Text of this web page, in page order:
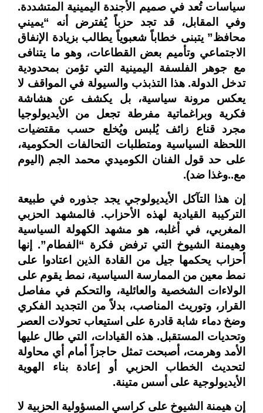
سياسات تُعد في صميم الأجندة اليمينية المتشددة.
وفي المقابل، قد تجد حزباً يُفترض أنه “يميني
محافظ” يتبنى خطاباً شعبوياً يطالب بزيادة الإنفاق
الاجتماعي وتأميم بعض القطاعات، وهو ما يتنافى
مع جوهر الفلسفة اليمينية التي تؤمن بمحدودية
تدخل الدولة. هذا التذبذب والسيولة في المواقف لا
يعكس مرونة سياسية، بل يكشف عن هشاشة
فكرية وبراغماتية مفرطة تجعل من الأيديولوجيا
مجرد قناع زائف يُلبس ويُخلع حسب مقتضيات
اللحظة السياسية ومتطلبات التحالفات الحكومية،
على حد قول الفنان الكوميدي محمد الجم (اليوم
مع..وغذا ضد).
إن هذا التآكل الأيديولوجي يجد جذوره في طبيعة
التركيبة القيادية لهذه الأحزاب. فالمشهد الحزبي
المغربي، في أغلبه، هو مشهد الكهولة السياسية
وهيمنة الشيوخ التي ترفض فكرة “الفطام”. إنها
أحزاب يحكمها جيل من القادة الذين اعتادوا على
نمط معين من الممارسة السياسية، نمط يقوم على
الولاءات الشخصية والعائلية، والتحكم في مفاصل
القرار، وتوريث المناصب، بدلاً من التجديد الفكري
وضخ دماء شابة قادرة على استيعاب تحولات العصر
وتحديات المستقبل. هذه القيادات، التي طال عليها
الأمد وهرمت، أصبحت تمثل حاجزاً أمام أي محاولة
لتحديث الخطاب الحزبي أو إعادة بناء الهوية
الأيديولوجية على أسس متينة.
إن هيمنة الشيوخ على كراسي المسؤولية الحزبية لا